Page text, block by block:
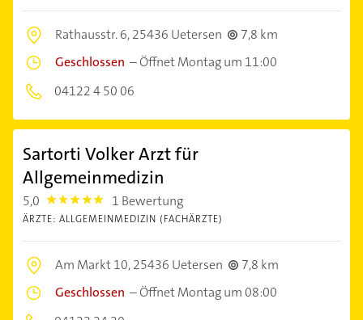
Rathausstr. 6,25436 Uetersen
7,8 km
Geschlossen –Öffnet Montag um 11:00
04122 4 50 06
Sartorti Volker Arzt für
Allgemeinmedizin
5,0 5.0 1 Bewertung
ÄRZTE: ALLGEMEINMEDIZIN (FACHÄRZTE)
Am Markt 10,25436 Uetersen
7,8 km
Geschlossen –Öffnet Montag um 08:00